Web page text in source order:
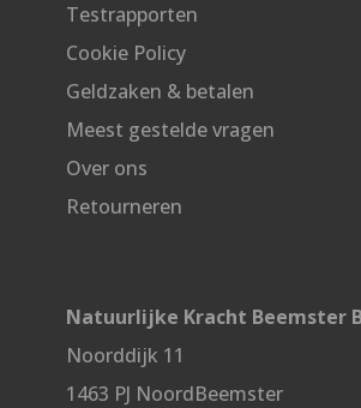
Testrapporten
Cookie Policy
Geldzaken & betalen
Meest gestelde vragen
Over ons
Retourneren
Natuurlijke Kracht Beemster
Noorddijk 11
1463 PJ NoordBeemster